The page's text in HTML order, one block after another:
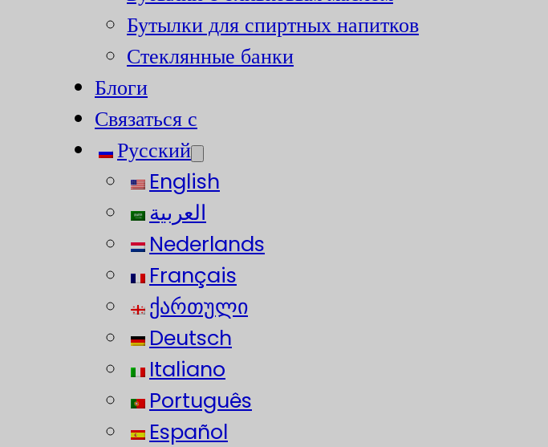
Бутылки для спиртных напитков
Стеклянные банки
Блоги
Связаться с
Русский
English
العربية
Nederlands
Français
ქართული
Deutsch
Italiano
Português
Español